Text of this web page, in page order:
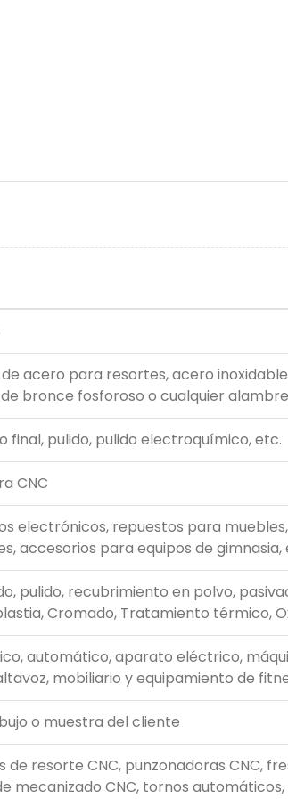
acero para resortes, acero
bronce fosforoso o cualquier
final, pulido, pulido electroquímico, etc.
CNC
electrónicos, repuestos para
accesorios para equipos de gimnasia,
pulido, recubrimiento en polvo,
Cromado, Tratamiento térmico,
automático, aparato eléctrico,
mobiliario y equipamiento de
o muestra del cliente
de resorte CNC, punzonadoras CNC,
mecanizado CNC, tornos